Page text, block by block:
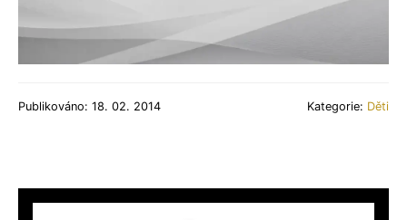
Publikováno: 18. 02. 2014 Kategorie: Děti